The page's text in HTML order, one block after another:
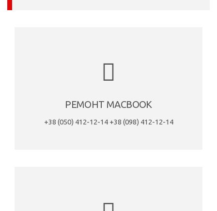
РЕМОНТ MACBOOK
+38 (050) 412-12-14 +38 (098) 412-12-14